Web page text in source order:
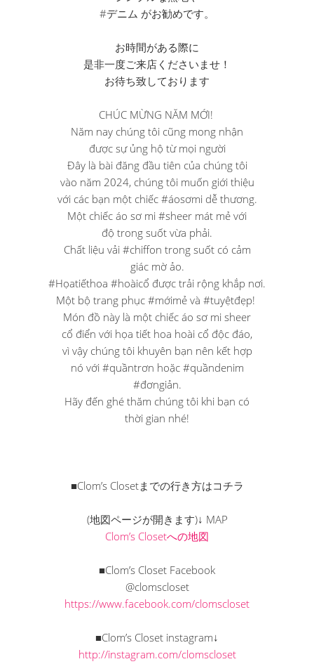
#デニム がお勧めです。
お時間がある際に
是非一度ご来店くださいませ！
お待ち致しております
CHÚC MỪNG NĂM MỚI! ︎
Năm nay chúng tôi cũng mong nhận
được sự ủng hộ từ mọi người
Đây là bài đăng đầu tiên của chúng tôi
vào năm 2024, chúng tôi muốn giới thiệu
với các bạn một chiếc #áosơmi dễ thương.
Một chiếc áo sơ mi #sheer mát mẻ với
độ trong suốt vừa phải.
Chất liệu vải #chiffon trong suốt có cảm
giác mờ ảo.
#Họatiếthoa #hoàicổ được trải rộng khắp nơi.
Một bộ trang phục #mớimẻ và #tuyệtđẹp! ︎
Món đồ này là một chiếc áo sơ mi sheer
cổ điển với họa tiết hoa hoài cổ độc đáo,
vì vậy chúng tôi khuyên bạn nên kết hợp
nó với #quầntrơn hoặc #quầndenim
#đơngiản.
Hãy đến ghé thăm chúng tôi khi bạn có
thời gian nhé!
■Clom’s Closetまでの行き方はコチラ
(地図ページが開きます)↓ MAP
Clom’s Closetへの地図
■Clom’s Closet Facebook
@clomscloset
https://www.facebook.com/clomscloset
■Clom’s Closet instagram↓
http://instagram.com/clomscloset